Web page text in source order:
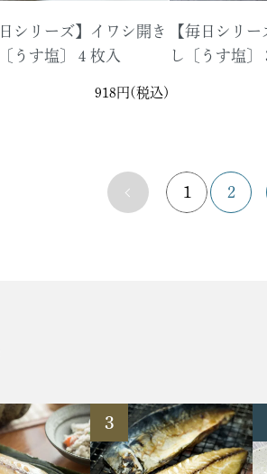
日シリーズ】イワシ開き
うす塩〕４枚入
918円(税込)
【毎日シリ
し〔うす塩〕
1 2